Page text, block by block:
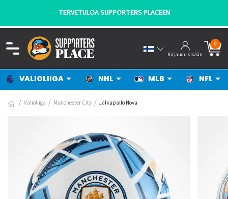
TERVETULOA SUPPORTERS PLACEEN
Kirjaudu sisään
0
VALIOLIIGA NHL MLB NFL
Valioliiga Manchester City Jalkapallo Nova